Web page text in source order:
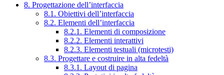
8. Progettazione dell’interfaccia
8.1. Obiettivi dell’interfaccia
8.2. Elementi dell’interfaccia
8.2.1. Elementi di composizione
8.2.2. Elementi interattivi
8.2.3. Elementi testuali (microtesti)
8.3. Progettare e costruire in alta fedeltà
8.3.1. Layout di pagina